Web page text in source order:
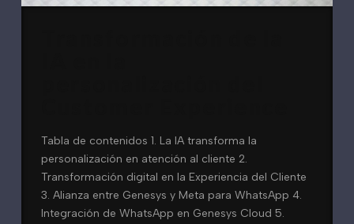
Tabla de contenidos 1. La IA transforma la
personalización en atención al cliente 2.
Transformación digital en la Experiencia del Cliente
3. Alianza entre Genesys y Meta para WhatsApp 4.
Integración de WhatsApp en Genesys Cloud 5.